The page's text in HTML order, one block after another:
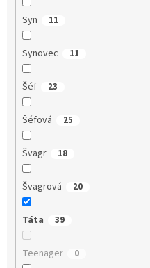
Syn 11
Synovec 11
Šéf 23
Šéfová 25
Švagr 18
Švagrová 20
Táta 39
Teenager 0